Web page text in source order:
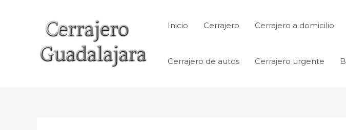
Inicio Cerrajero Cerrajero a domicilio
Cerrajero de autos Cerrajero urgente